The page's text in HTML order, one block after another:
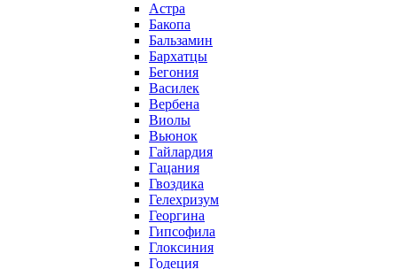
Астра
Бакопа
Бальзамин
Бархатцы
Бегония
Василек
Вербена
Виолы
Вьюнок
Гайлардия
Гацания
Гвоздика
Гелехризум
Георгина
Гипсофила
Глоксиния
Годеция